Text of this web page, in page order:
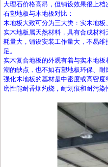
大理石价格高昂，但铺设效果很上档
石塑地板与木地板对比：
木地板大致可分为三大类：实木地板
实木地板属天然材料，具有合成材
耗量大，铺设安装工作量大，不易
足。
实木复合地板的外观有着与实木地
潮的缺点，也不如石塑地板环保、耐
强化木地板的基材是中密度或高密
磨性能耐香烟灼烧，耐划痕和耐污